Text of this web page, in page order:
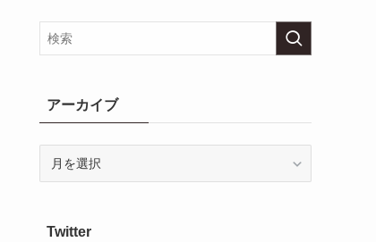
アーカイブ
ブTwitter